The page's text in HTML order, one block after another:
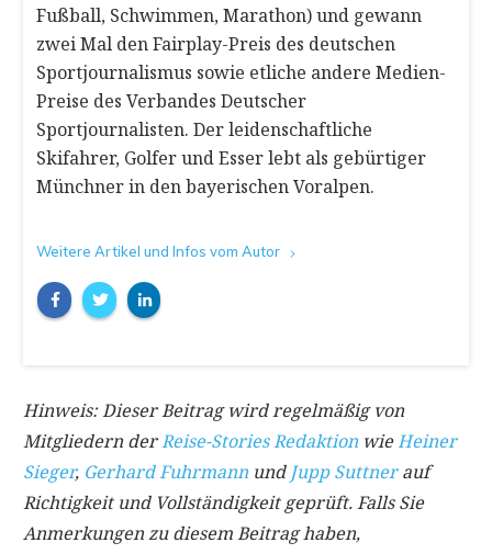
Fußball, Schwimmen, Marathon) und gewann
zwei Mal den Fairplay-Preis des deutschen
Sportjournalismus sowie etliche andere Medien-
Preise des Verbandes Deutscher
Sportjournalisten. Der leidenschaftliche
Skifahrer, Golfer und Esser lebt als gebürtiger
Münchner in den bayerischen Voralpen.
Weitere Artikel und Infos vom Autor
Hinweis: Dieser Beitrag wird regelmäßig von
Mitgliedern derReise-Stories Redaktion wieHeiner
Sieger, Gerhard Fuhrmann und Jupp Suttnerauf
Richtigkeit und Vollständigkeit geprüft. Falls Sie
Anmerkungen zu diesem Beitrag haben,